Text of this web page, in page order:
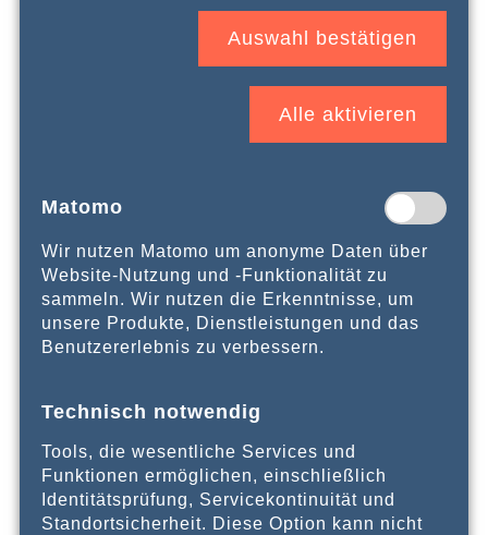
Hologramm-Technik und KI sichert und
erfahrbar macht, und nehmen an dem Workshop
Auswahl bestätigen
Alle aktivieren
Matomo
Wir nutzen Matomo um anonyme Daten über
Website-Nutzung und -Funktionalität zu
sammeln. Wir nutzen die Erkenntnisse, um
unsere Produkte, Dienstleistungen und das
Benutzererlebnis zu verbessern.
Technisch notwendig
Tools, die wesentliche Services und
Funktionen ermöglichen, einschließlich
Identitätsprüfung, Servicekontinuität und
Standortsicherheit. Diese Option kann nicht